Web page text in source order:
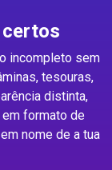
certos
incompleto sem
tesouras,
distinta,
formato de
nome de a tua